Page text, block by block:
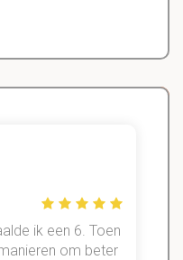
ik een 6. Toen
om beter